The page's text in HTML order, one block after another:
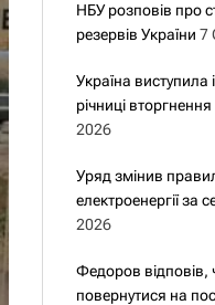
НБУ розповів про
резервів України 7
Україна виступила
річниці
2026
Уряд змінив
електроенергії за
2026
Федоров відповів,
повернутися на